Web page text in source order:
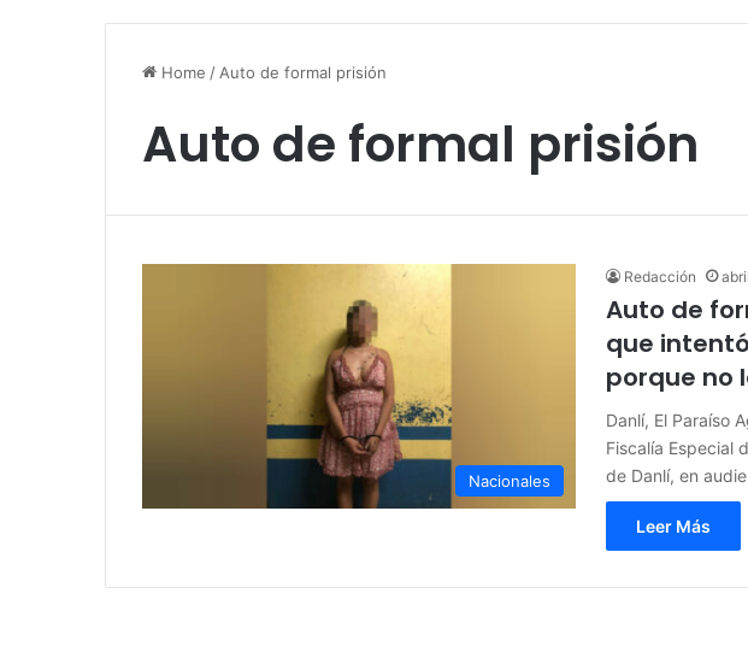
Home / Auto de formal prisión
Auto de formal prisión
Nacionales
Redacción
Auto de
que
porque no
Danlí, El Paraíso
Fiscalía Especial
de Danlí, en
Leer Más